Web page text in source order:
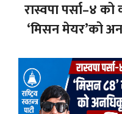
रास्वपा पर्सा–४
‘मिसन मेयर’को